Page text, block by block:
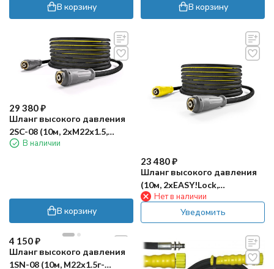
В корзину В корзину
29 380₽
Шланг высокого давления
2SC-08 (10м, 2хМ22х1.5,
Longlife) Karcher
В наличии
В корзину
23 480₽
Шланг высокого давления
(10м, 2хEASY!Lock,
ANTI!Twist) Karcher
Нет в наличии
Уведомить
4 150₽
Шланг высокого давления
1SN-08 (10м, М22х1.5г-